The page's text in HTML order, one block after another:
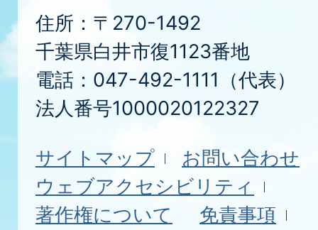
住所：〒270-1492
千葉県白井市復1123番地
電話：047-492-1111（代表）
法人番号1000020122327
サイトマップ
お問い合わせ
ウェブアクセシビリティ
著作権について
免責事項